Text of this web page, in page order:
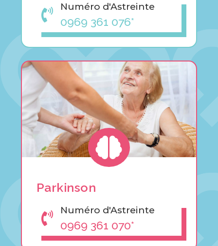

Numéro d'Astreinte
0969 361 076*

Parkinson

Numéro d'Astreinte
0969 361 070*